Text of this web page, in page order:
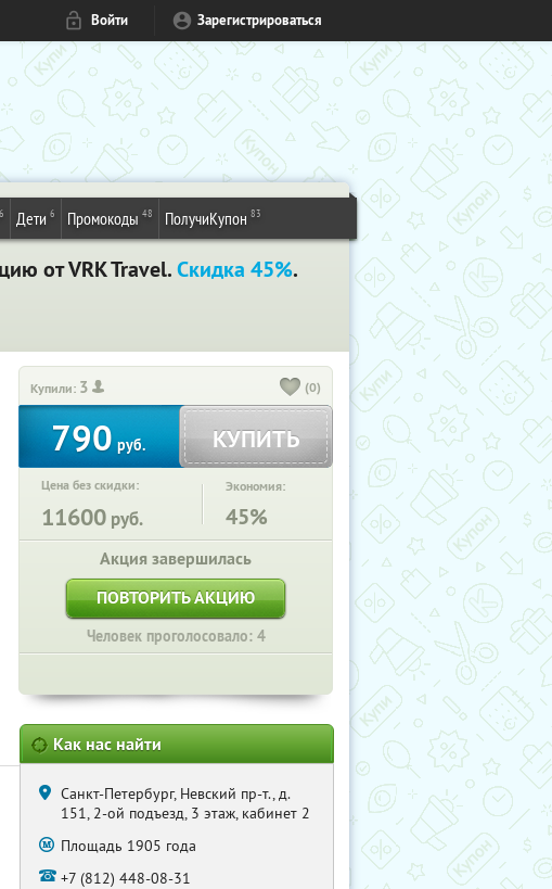
Войти Зарегистрироваться
Дети 6 Промокоды 48 ПолучиКупон 83
от VRK Travel.Скидка 45%.
Купили: 3 (0)
790 руб. КУПИТЬ
Цена без скидки:
11600 руб.
Экономия:
45%
Акция завершилась
ПОВТОРИТЬ АКЦИЮ
Человек проголосовало: 4
Как нас найти
Санкт-Петербург, Невский пр-т., д.
151, 2-ой подъезд, 3 этаж, кабинет 2
Площадь 1905 года
+7 (812) 448-08-31